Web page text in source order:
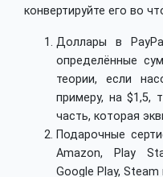
конвертируйте его во
Доллары в
определённые
теории, если
примеру, на $1,5,
часть, которая
Подарочные
Amazon, Play
Google Play, Steam